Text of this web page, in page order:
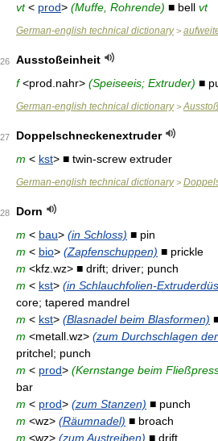
vt< prod> (Muffe, Rohrende) ■ bell vt
German-english technical dictionary>
26
Ausstoßeinheit
f<prod.nahr> (Speiseeis; Extruder) ■
German-english technical dictionary>
27
Doppelschneckenextruder
m < kst> ■ twin-screw extruder
German-english technical dictionary>
28
Dorn
m < bau> (in Schloss) ■ pin
m < bio> (Zapfenschuppen) ■ prickle
m <kfz.wz> ■ drift; driver; punch
m < kst> (in Schlauchfolien-
core; tapered mandrel
m < kst> (Blasnadel beim Blasformen)
m <metall.wz> (zum Durchschlagen
pritchel; punch
m < prod> (Kernstange beim
bar
m < prod> (zum Stanzen) ■ punch
m <wz> (Räumnadel) ■ broach
m <wz> (zum Austreiben) ■ drift